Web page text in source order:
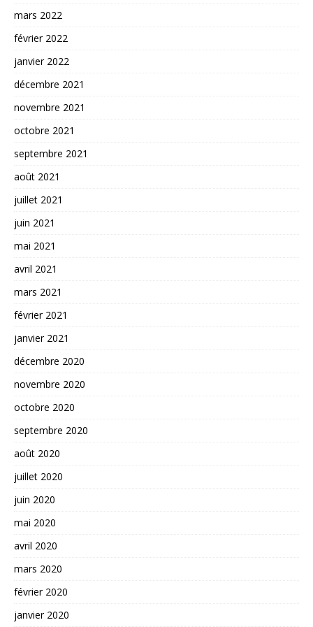
mars 2022
février 2022
janvier 2022
décembre 2021
novembre 2021
octobre 2021
septembre 2021
août 2021
juillet 2021
juin 2021
mai 2021
avril 2021
mars 2021
février 2021
janvier 2021
décembre 2020
novembre 2020
octobre 2020
septembre 2020
août 2020
juillet 2020
juin 2020
mai 2020
avril 2020
mars 2020
février 2020
janvier 2020